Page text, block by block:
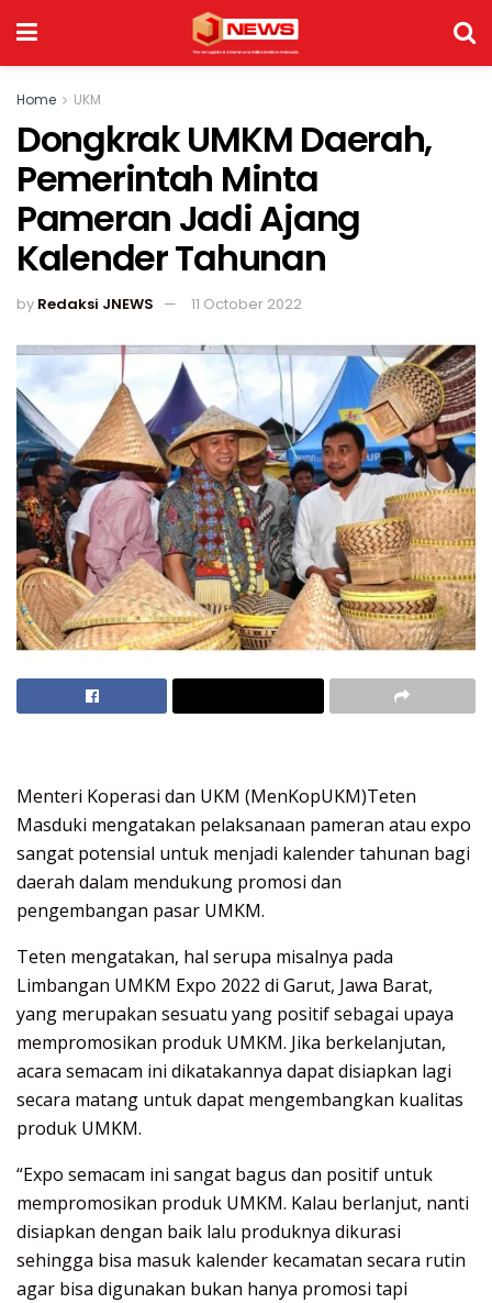
Home UKM
Dongkrak UMKM Daerah,
Pemerintah Minta
Pameran Jadi Ajang
Kalender Tahunan
by Redaksi JNEWS 11 October 2022
Menteri Koperasi dan UKM (MenKopUKM)Teten
Masduki mengatakan pelaksanaan pameran atau expo
sangat potensial untuk menjadi kalender tahunan bagi
daerah dalam mendukung promosi dan
pengembangan pasar UMKM.
Teten mengatakan, hal serupa misalnya pada
Limbangan UMKM Expo 2022 di Garut, Jawa Barat,
yang merupakan sesuatu yang positif sebagai upaya
mempromosikan produk UMKM. Jika berkelanjutan,
acara semacam ini dikatakannya dapat disiapkan lagi
secara matang untuk dapat mengembangkan kualitas
produk UMKM.
“Expo semacam ini sangat bagus dan positif untuk
mempromosikan produk UMKM. Kalau berlanjut, nanti
disiapkan dengan baik lalu produknya dikurasi
sehingga bisa masuk kalender kecamatan secara rutin
agar bisa digunakan bukan hanya promosi tapi